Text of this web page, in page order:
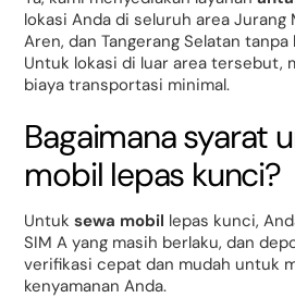
lokasi Anda di seluruh area Jurang
Aren, dan Tangerang Selatan
Untuk lokasi di luar area tersebut,
biaya transportasi minimal.
Bagaimana syarat
mobil lepas kunci?
Untuksewa mobil lepas kunci,
SIM A yang masih berlaku, dan
verifikasi cepat dan mudah untuk
kenyamanan Anda.